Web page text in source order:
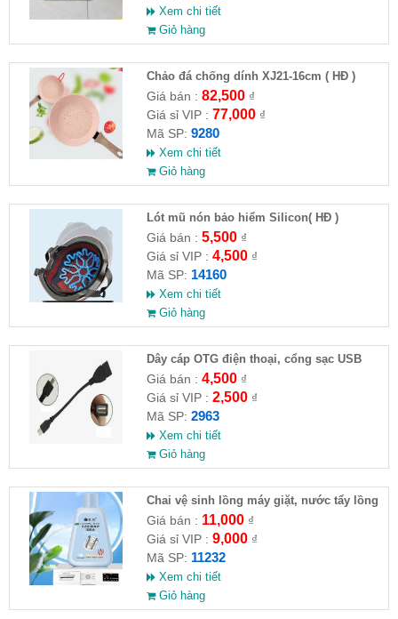
Xem chi tiết
Giỏ hàng
Chảo đá chống dính XJ21-16cm ( HĐ )
Giá bán : 82,500₫
Giá sỉ VIP : 77,000₫
Mã SP: 9280
Xem chi tiết
Giỏ hàng
Lót mũ nón bảo hiểm Silicon( HĐ )
Giá bán : 5,500₫
Giá sỉ VIP : 4,500₫
Mã SP: 14160
Xem chi tiết
Giỏ hàng
Dây cáp OTG điện thoại, cổng sạc USB
Giá bán : 4,500₫
Giá sỉ VIP : 2,500₫
Mã SP: 2963
Xem chi tiết
Giỏ hàng
Chai vệ sinh lồng máy giặt, nước tẩy lồng
máy giặt CLEANING FLUID
Giá bán : 11,000₫
Giá sỉ VIP : 9,000₫
Mã SP: 11232
Xem chi tiết
Giỏ hàng